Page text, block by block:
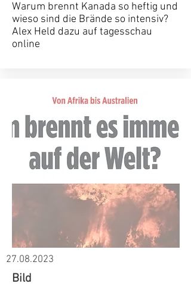
Warum brennt Kanada so heftig und
wieso sind die Brände so intensiv?
Alex Held dazu auf tagesschau
online
27.08.2023
Bild